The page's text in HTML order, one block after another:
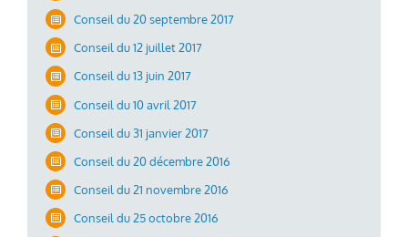
Conseil du 20 septembre 2017
Conseil du 12 juillet 2017
Conseil du 13 juin 2017
Conseil du 10 avril 2017
Conseil du 31 janvier 2017
Conseil du 20 décembre 2016
Conseil du 21 novembre 2016
Conseil du 25 octobre 2016